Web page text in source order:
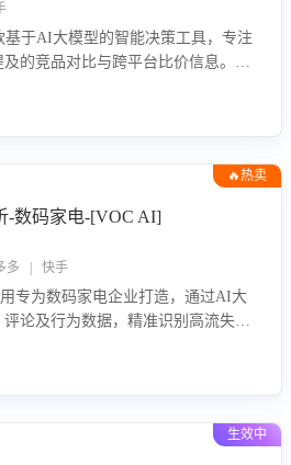
基于AI大模型的智能决策工具，专注
的竞品对比与跨平台比价信息。该
并分析消费者的比价行为。通过提
🔥热卖
-数码家电-[VOC AI]
多 | 快手
专为数码家电企业打造，通过AI大
论及行为数据，精准识别高流失风
自动输出可落地的挽回策略，迅速
生效中